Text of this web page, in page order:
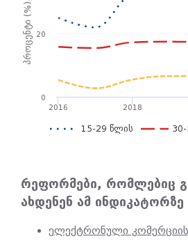
პროცენტი (%)
15-29 წლის
2016 2018
0
20
რეფორმები, რომლებიც
ახდენენ ამ ინდიკატორზე
ელექტრონული